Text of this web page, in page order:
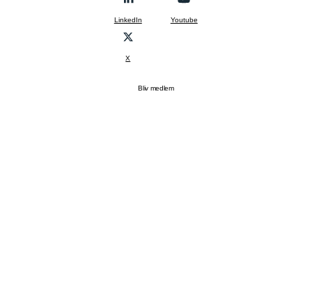
LinkedIn Youtube
X
Bliv medlem